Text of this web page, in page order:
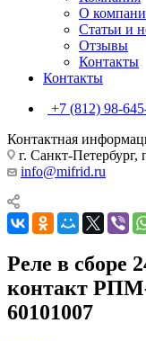
О
Статьи и
Отзывы
Контакты
Контакты
+7 (812) 98-
Контактная
г. Санкт-Петербург,
info@mifrid.ru
Реле в сборе
контакт
60101007